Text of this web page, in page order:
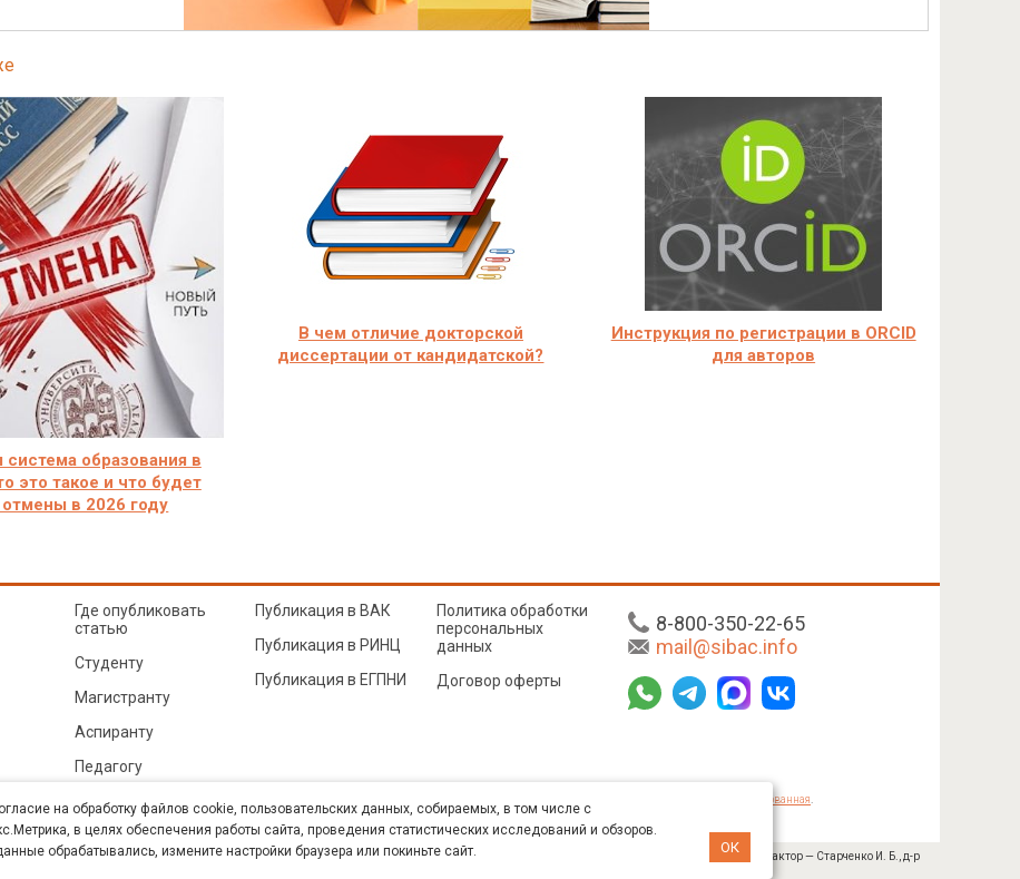
система образования в
это такое и что будет
в 2026 году
В чем отличие докторской
диссертации от кандидатской?
Инструкция по регистрации в ORCID
для авторов
8-800-350-22-65
mail@sibac.info
Где опубликовать
статью
Студенту
Магистранту
Аспиранту
Педагогу
Публикация в ВАК
Публикация в РИНЦ
Публикация в ЕГПНИ
Политика обработки
персональных
данных
Договор оферты
© Sibac.info 2026. Все права защищены. лицензии Creative Commons «Attribution» («Атрибуция») 4.0 Непортированная.
Карта сайта
(ИНН 5402054157). Размещается в Научной электронной библиотеке eLIBRARY.RU (договор № 445-11/2019 от 05.11.2019). Главный редактор — Старченко И. Б., д-р
на обработку файлов cookie, пользовательских данных, собираемых, в том числе с
в целях обеспечения работы сайта, проведения статистических исследований и обзоров.
обрабатывались, измените настройки браузера или покиньте сайт.
ОК